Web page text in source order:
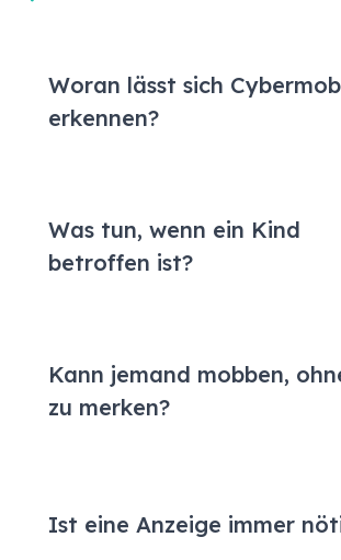
Woran lässt sich
erkennen?
Was tun, wenn ein Kind
betroffen ist?
Kann jemand mobben,
zu merken?
Ist eine Anzeige immer